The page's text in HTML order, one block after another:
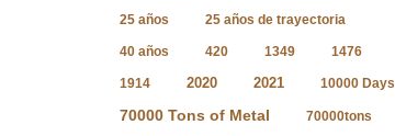
25 años 25 años de trayectoria
40 años 420 1349 1476
1914 2020 2021 10000 Days
70000 Tons of Metal 70000tons